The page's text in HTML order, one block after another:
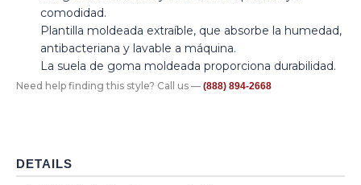
comodidad.
Plantilla moldeada extraíble, que absorbe la humedad,
antibacteriana y lavable a máquina.
La suela de goma moldeada proporciona durabilidad.
Need help finding this style? Call us — (888) 894-2668
DETAILS